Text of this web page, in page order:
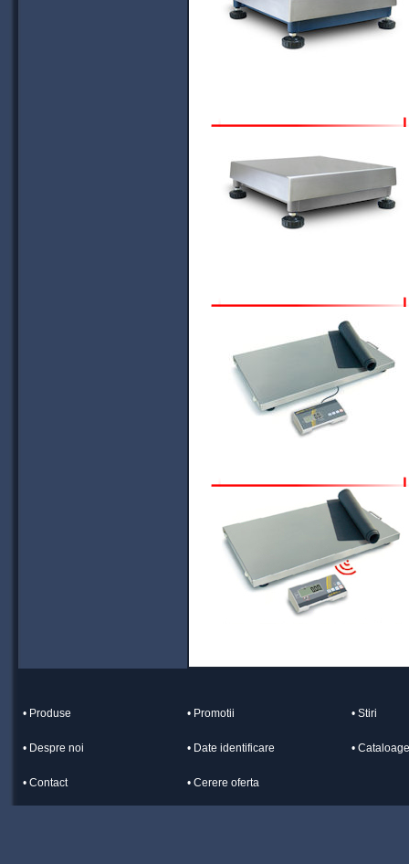
• Produse • Promotii • Stiri
• Despre noi • Date identificare • Cataloage
• Contact • Cerere oferta